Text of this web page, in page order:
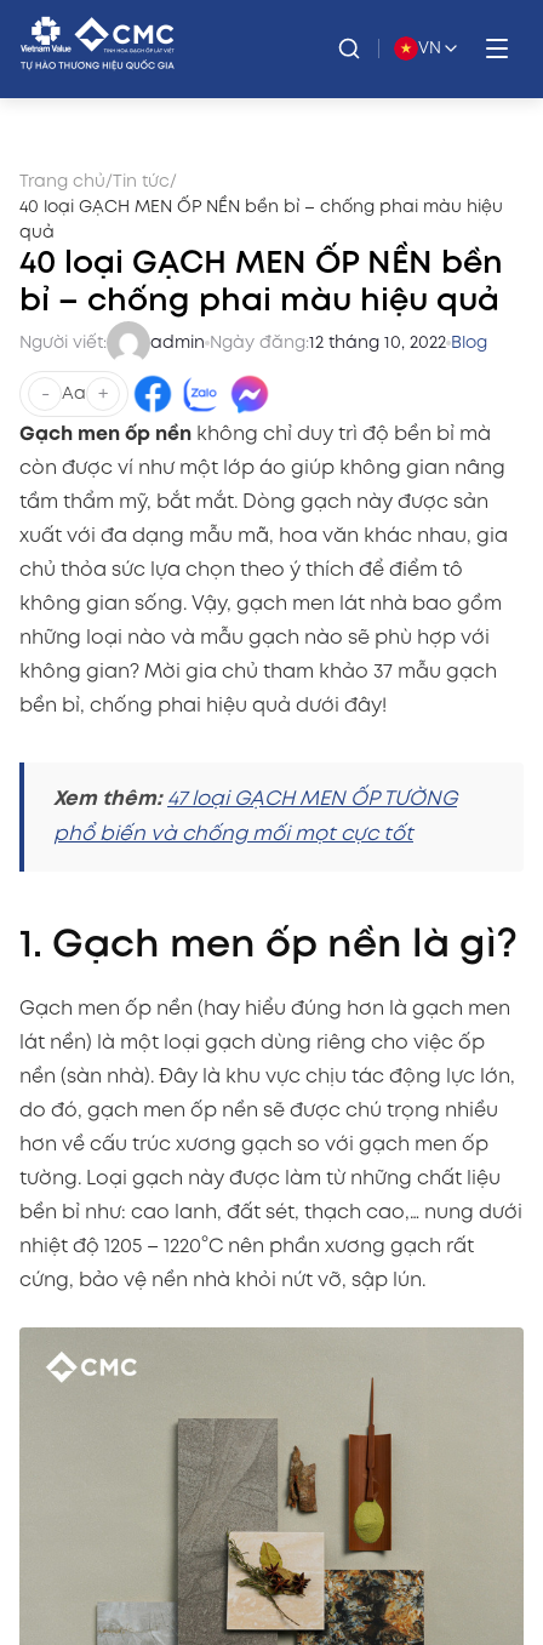
VN
Trang chủ/ Tin tức/
40 loại GẠCH MEN ỐP NỀN bền bỉ – chống phai màu hiệu
quả
40 loại GẠCH MEN ỐP NỀN bền
bỉ – chống phai màu hiệu quả
Người viết: admin Ngày đăng:12 tháng 10, 2022 Blog
- Aa +
Gạch men ốp nền không chỉ duy trì độ bền bỉ mà
còn được ví như một lớp áo giúp không gian nâng
tầm thẩm mỹ, bắt mắt. Dòng gạch này được sản
xuất với đa dạng mẫu mã, hoa văn khác nhau, gia
chủ thỏa sức lựa chọn theo ý thích để điểm tô
không gian sống. Vậy, gạch men lát nhà bao gồm
những loại nào và mẫu gạch nào sẽ phù hợp với
không gian? Mời gia chủ tham khảo 37 mẫu gạch
bền bỉ, chống phai hiệu quả dưới đây!
Xem thêm: 47 loại GẠCH MEN ỐP TƯỜNG
phổ biến và chống mối mọt cực tốt
1. Gạch men ốp nền là gì?
Gạch men ốp nền (hay hiểu đúng hơn là gạch men
lát nền) là một loại gạch dùng riêng cho việc ốp
nền (sàn nhà). Đây là khu vực chịu tác động lực lớn,
do đó, gạch men ốp nền sẽ được chú trọng nhiều
hơn về cấu trúc xương gạch so với gạch men ốp
tường. Loại gạch này được làm từ những chất liệu
bền bỉ như: cao lanh, đất sét, thạch cao,… nung dưới
nhiệt độ 1205 – 1220°C nên phần xương gạch rất
cứng, bảo vệ nền nhà khỏi nứt vỡ, sập lún.